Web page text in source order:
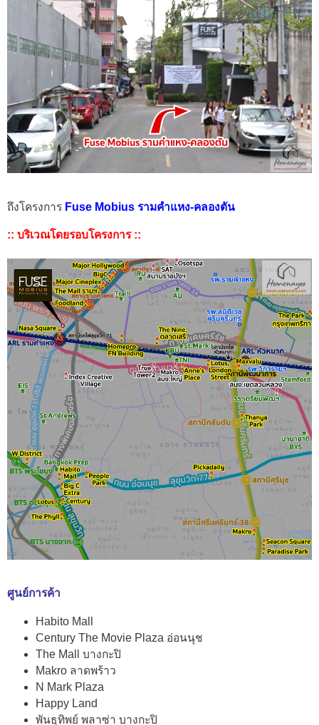
ถึงโครงการ Fuse Mobius รามคำแหง-คลองตัน
:: บริเวณโดยรอบโครงการ ::
ศูนย์การค้า
Habito Mall
Century The Movie Plaza อ่อนนุช
The Mall บางกะปิ
Makro ลาดพร้าว
N Mark Plaza
Happy Land
พันธุทิพย์ พลาซ่า บางกะปิ